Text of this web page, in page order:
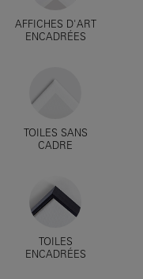
AFFICHES D'ART
ENCADRÉES
TOILES SANS
CADRE
TOILES
ENCADRÉES